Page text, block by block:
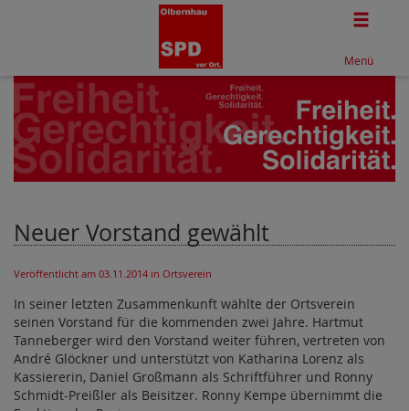
Menü
Neuer Vorstand gewählt
Veröffentlicht am 03.11.2014 in Ortsverein
In seiner letzten Zusammenkunft wählte der Ortsverein
seinen Vorstand für die kommenden zwei Jahre. Hartmut
Tanneberger wird den Vorstand weiter führen, vertreten von
André Glöckner und unterstützt von Katharina Lorenz als
Kassiererin, Daniel Großmann als Schriftführer und Ronny
Schmidt-Preißler als Beisitzer. Ronny Kempe übernimmt die